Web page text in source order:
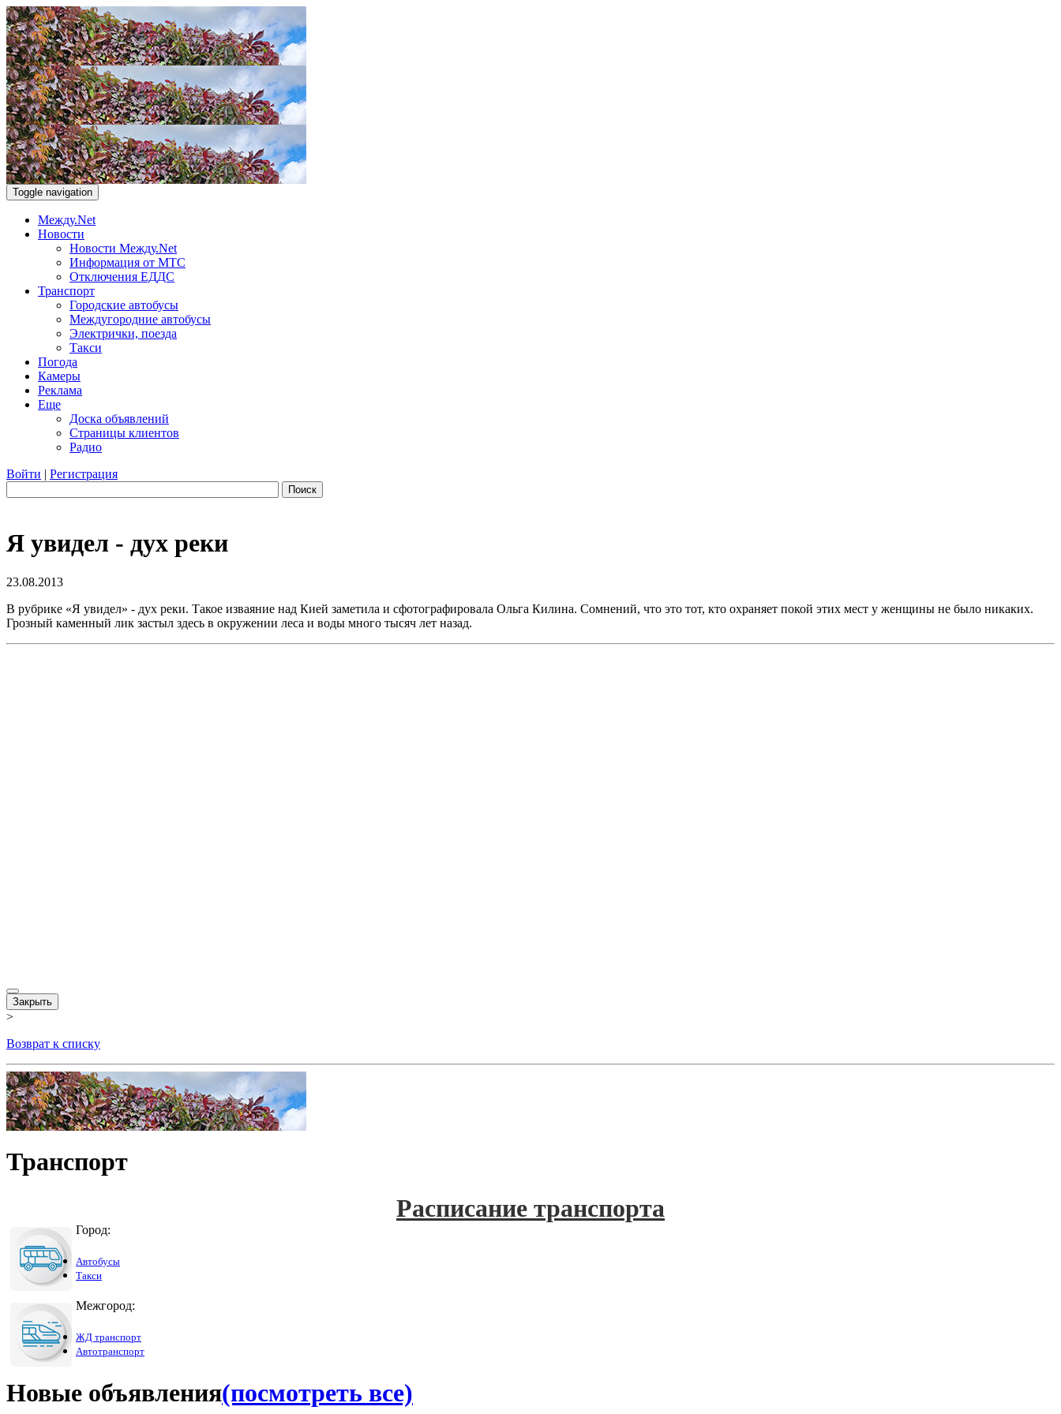
Toggle navigation
Между.Net
Новости
Новости Между.Net
Информация от МТС
Отключения ЕДДС
Транспорт
Городские автобусы
Междугородние автобусы
Электрички, поезда
Такси
Погода
Камеры
Реклама
Еще
Доска объявлений
Страницы клиентов
Радио
Войти | Регистрация
Поиск
Я увидел - дух реки
23.08.2013
В рубрике «Я увидел» - дух реки. Такое изваяние над Кией заметила и сфотографировала Ольга Килина. Сомнений, что это тот, кто охраняет покой этих мест у женщины не было никаких.
Грозный каменный лик застыл здесь в окружении леса и воды много тысяч лет назад.
Закрыть
>
Возврат к списку
Транспорт
Расписание транспорта
Город:
Автобусы
Такси
Межгород:
ЖД транспорт
Автотранспорт
Новые объявления(посмотреть все)